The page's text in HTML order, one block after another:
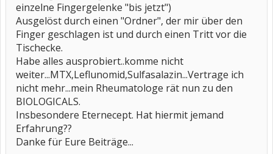
einzelne Fingergelenke "bis jetzt")
Ausgelöst durch einen "Ordner", der mir über den
Finger geschlagen ist und durch einen Tritt vor die
Tischecke.
Habe alles ausprobiert..komme nicht
weiter...MTX,Leflunomid,Sulfasalazin...Vertrage ich
nicht mehr...mein Rheumatologe rät nun zu den
BIOLOGICALS.
Insbesondere Eternecept. Hat hiermit jemand
Erfahrung??
Danke für Eure Beiträge...